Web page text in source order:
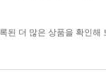
된 더 많은 상품을 확인해